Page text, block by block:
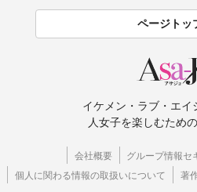
ページトッ
イケメン・ラブ・エイ
人女子を楽しむため
会社概要
グループ情報セ
個人に関わる情報の取扱いについて
著